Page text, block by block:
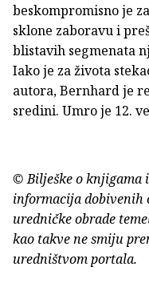
beskompromisno je
sklone zaboravu i
blistavih segmenata
Iako je za života
autora, Bernhard je
sredini. Umro je 12.
© Bilješke o knjigama
informacija dobivenih
uredničke obrade
kao takve ne smiju
uredništvom portala.